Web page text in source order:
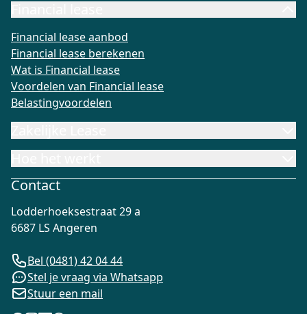
Financial lease aanbod
Financial lease berekenen
Wat is Financial lease
Voordelen van Financial lease
Belastingvoordelen
Contact
Lodderhoeksestraat 29 a
6687 LS Angeren
Bel (0481) 42 04 44
Stel je vraag via Whatsapp
Stuur een mail